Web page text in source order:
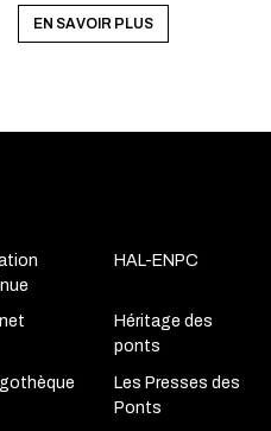
EN SAVOIR PLUS
HAL-ENPC
Héritage des
ponts
Les Presses des
Ponts